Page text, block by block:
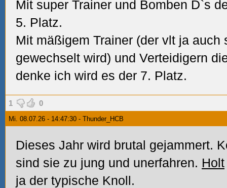
Mit super Trainer und Bomben D`s
5. Platz.
Mit mäßigem Trainer (der vlt ja auch
gewechselt wird) und Verteidigern
denke ich wird es der 7. Platz.
1 0
Mi. 08.07.26 - 14:47:30 - Thunder_HCB
Dieses Jahr wird brutal gejammert.
sind sie zu jung und unerfahren. Holt
ja der typische Knoll.